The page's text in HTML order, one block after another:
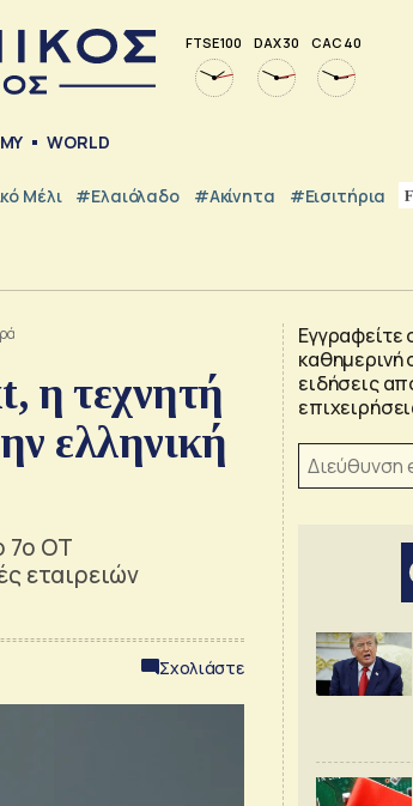
FTSE 100 DAX 30 CAC 40
WORLD
Μέλι #Ελαιόλαδο #Ακίνητα #εισιτήρια
η τεχνητή
ελληνική
7ο OT
εταιρειών
Σχολιάστε
Εγγραφείτε
ειδήσεις